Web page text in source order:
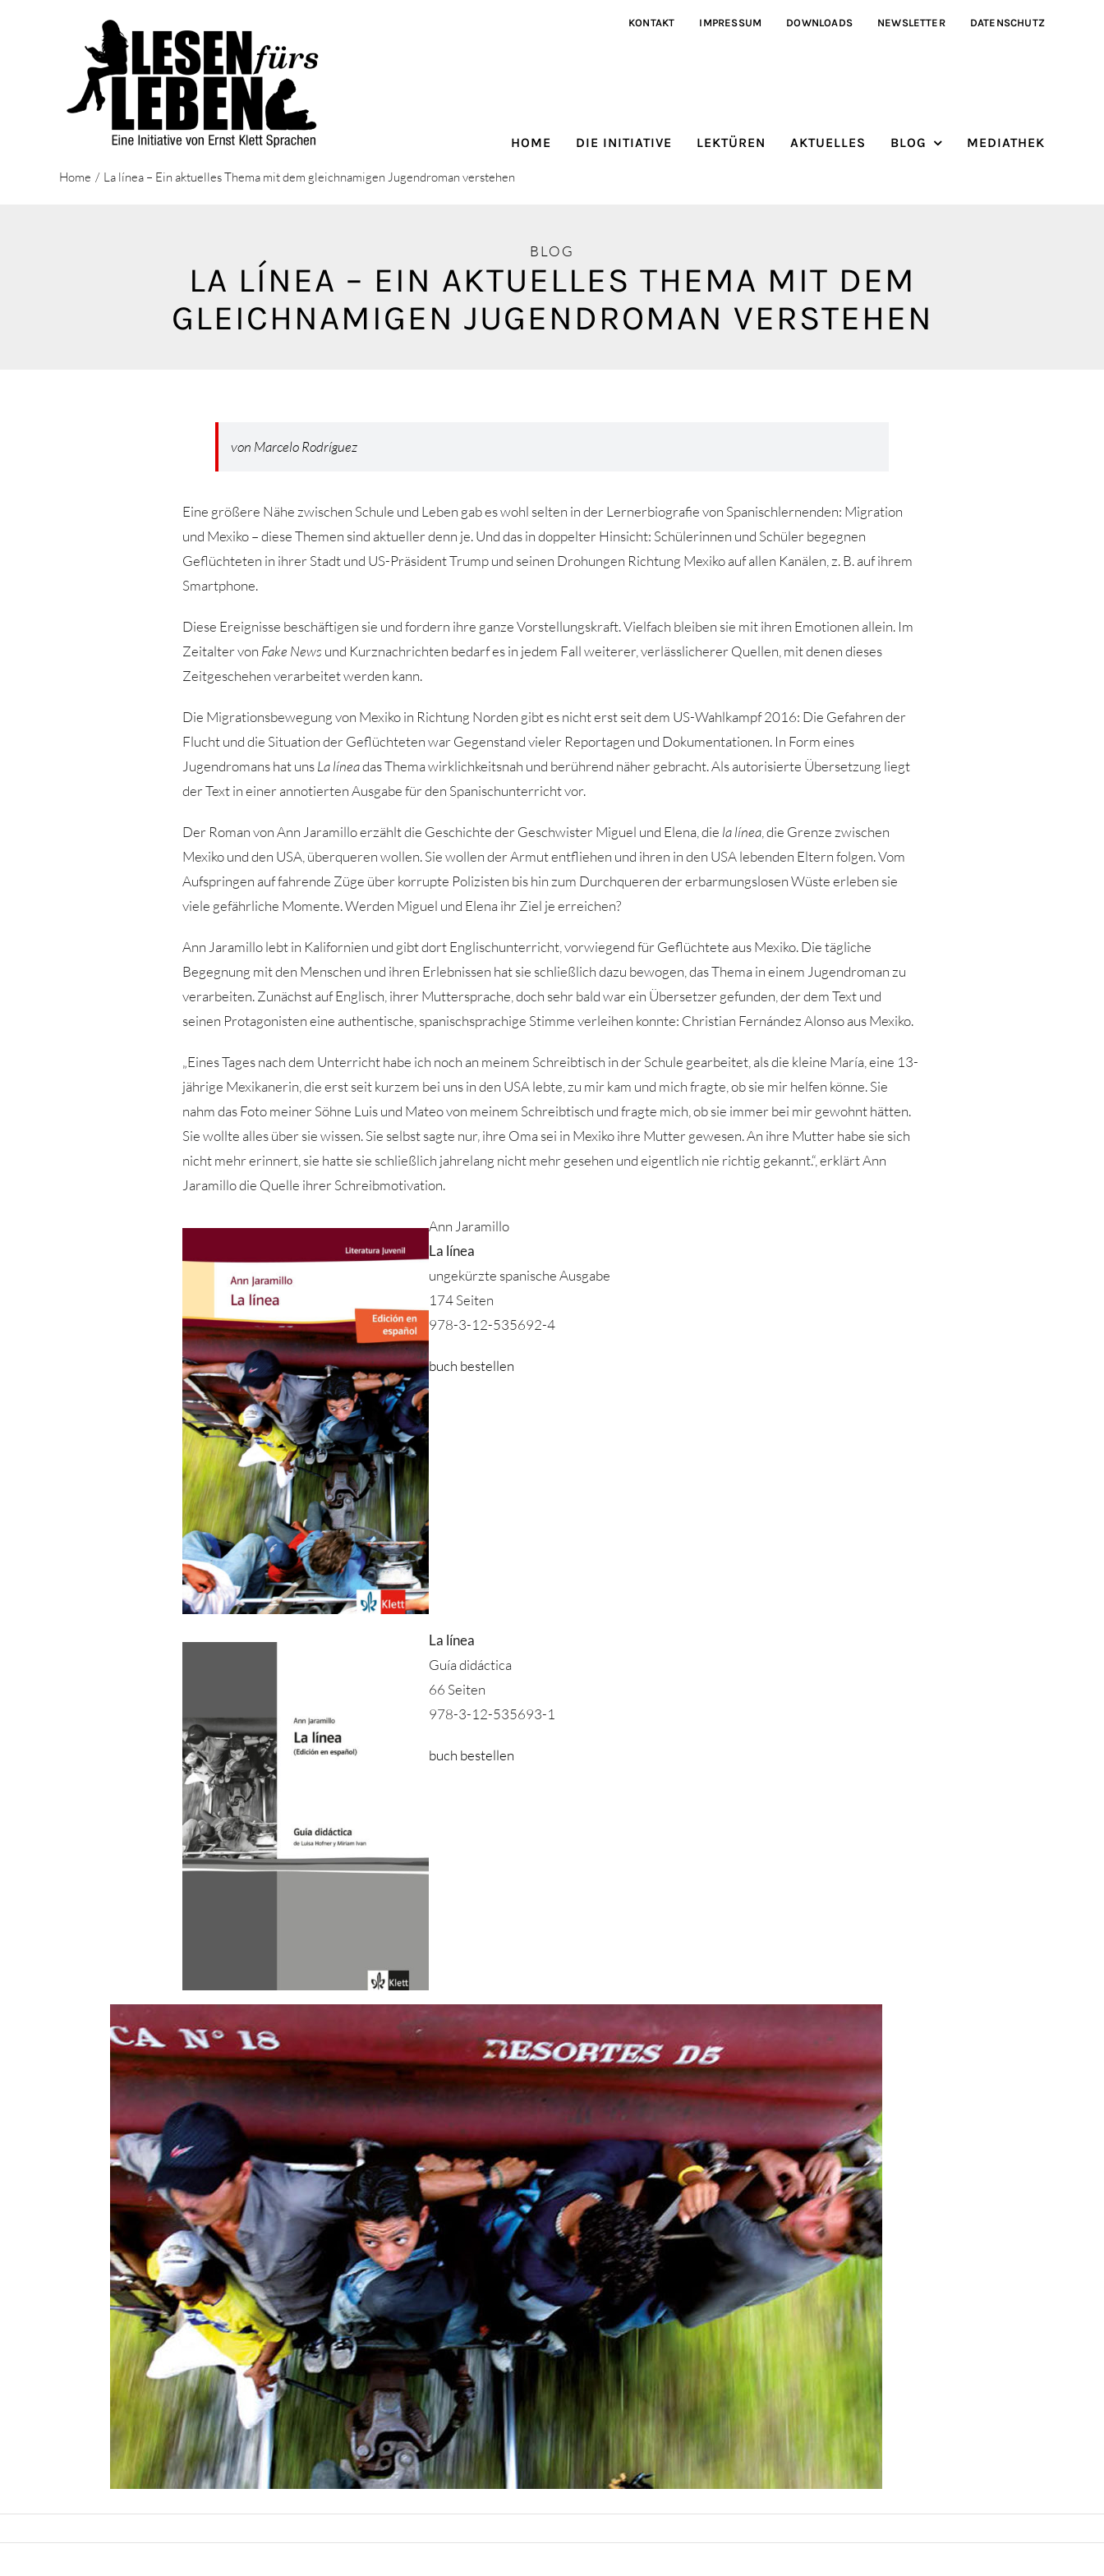
KONTAKT IMPRESSUM DOWNLOADS NEWSLETTER DATENSCHUTZ
HOME DIE INITIATIVE LEKTÜREN AKTUELLES BLOG MEDIATHEK
Home La línea – Ein aktuelles Thema mit dem gleichnamigen Jugendroman verstehen
BLOG
LA LÍNEA – EIN AKTUELLES THEMA MIT DEM
GLEICHNAMIGEN JUGENDROMAN VERSTEHEN
von Marcelo Rodríguez
Eine größere Nähe zwischen Schule und Leben gab es wohl selten in der Lernerbiografie von Spanischlernenden: Migration
und Mexiko – diese Themen sind aktueller denn je. Und das in doppelter Hinsicht: Schülerinnen und Schüler begegnen
Geflüchteten in ihrer Stadt und US-Präsident Trump und seinen Drohungen Richtung Mexiko auf allen Kanälen, z. B. auf ihrem
Smartphone.
Diese Ereignisse beschäftigen sie und fordern ihre ganze Vorstellungskraft. Vielfach bleiben sie mit ihren Emotionen allein. Im
Zeitalter von Fake News und Kurznachrichten bedarf es in jedem Fall weiterer, verlässlicherer Quellen, mit denen dieses
Zeitgeschehen verarbeitet werden kann.
Die Migrationsbewegung von Mexiko in Richtung Norden gibt es nicht erst seit dem US-Wahlkampf 2016: Die Gefahren der
Flucht und die Situation der Geflüchteten war Gegenstand vieler Reportagen und Dokumentationen. In Form eines
Jugendromans hat unsLa líneadas Thema wirklichkeitsnah und berührend näher gebracht. Als autorisierte Übersetzung liegt
der Text in einer annotierten Ausgabe für den Spanischunterricht vor.
Der Roman von Ann Jaramillo erzählt die Geschichte der Geschwister Miguel und Elena, die la línea , die Grenze zwischen
Mexiko und den USA, überqueren wollen. Sie wollen der Armut entfliehen und ihren in den USA lebenden Eltern folgen. Vom
Aufspringen auf fahrende Züge über korrupte Polizisten bis hin zum Durchqueren der erbarmungslosen Wüste erleben sie
viele gefährliche Momente. Werden Miguel und Elena ihr Ziel je erreichen?
Ann Jaramillo lebt in Kalifornien und gibt dort Englischunterricht, vorwiegend für Geflüchtete aus Mexiko. Die tägliche
Begegnung mit den Menschen und ihren Erlebnissen hat sie schließlich dazu bewogen, das Thema in einem Jugendroman zu
verarbeiten. Zunächst auf Englisch, ihrer Muttersprache, doch sehr bald war ein Übersetzer gefunden, der dem Text und
seinen Protagonisten eine authentische, spanischsprachige Stimme verleihen konnte: Christian Fernández Alonso aus Mexiko.
„Eines Tages nach dem Unterricht habe ich noch an meinem Schreibtisch in der Schule gearbeitet, als die kleine María, eine 13-
jährige Mexikanerin, die erst seit kurzem bei uns in den USA lebte, zu mir kam und mich fragte, ob sie mir helfen könne. Sie
nahm das Foto meiner Söhne Luis und Mateo von meinem Schreibtisch und fragte mich, ob sie immer bei mir gewohnt hätten.
Sie wollte alles über sie wissen. Sie selbst sagte nur‚ ihre Oma sei in Mexiko ihre Mutter gewesen. An ihre Mutter habe sie sich
nicht mehr erinnert, sie hatte sie schließlich jahrelang nicht mehr gesehen und eigentlich nie richtig gekannt.“, erklärt Ann
Jaramillo die Quelle ihrer Schreibmotivation.
Ann Jaramillo
La línea
ungekürzte spanische Ausgabe
174 Seiten
978-3-12-535692-4
buch bestellen
La línea
Guía didáctica
66 Seiten
978-3-12-535693-1
buch bestellen